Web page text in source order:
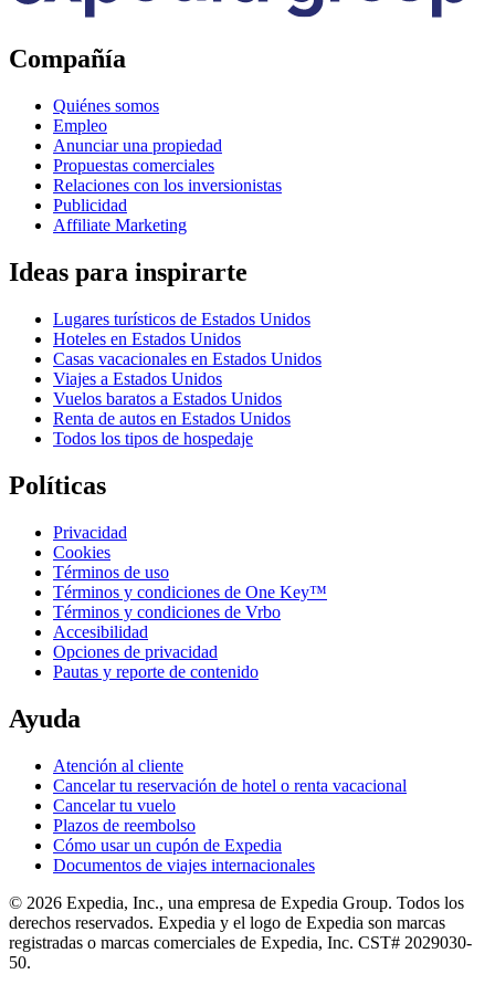
Compañía
Quiénes somos
Empleo
Anunciar una propiedad
Propuestas comerciales
Relaciones con los inversionistas
Publicidad
Affiliate Marketing
Ideas para inspirarte
Lugares turísticos de Estados Unidos
Hoteles en Estados Unidos
Casas vacacionales en Estados Unidos
Viajes a Estados Unidos
Vuelos baratos a Estados Unidos
Renta de autos en Estados Unidos
Todos los tipos de hospedaje
Políticas
Privacidad
Cookies
Términos de uso
Términos y condiciones de One Key™
Términos y condiciones de Vrbo
Accesibilidad
Opciones de privacidad
Pautas y reporte de contenido
Ayuda
Atención al cliente
Cancelar tu reservación de hotel o renta vacacional
Cancelar tu vuelo
Plazos de reembolso
Cómo usar un cupón de Expedia
Documentos de viajes internacionales
© 2026 Expedia, Inc., una empresa de Expedia Group. Todos los
derechos reservados. Expedia y el logo de Expedia son marcas
registradas o marcas comerciales de Expedia, Inc. CST# 2029030-
50.